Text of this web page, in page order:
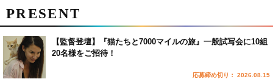
PRESENT
【監督登壇】『猫たちと7000マイルの旅』一般試写会に10組
20名様をご招待！
応募締め切り： 2026.08.15